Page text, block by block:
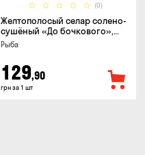
(0)
Желтополосый селар солено-
сушёный «До бочкового»,
100г
Рыба
129,90
грн за 1 шт